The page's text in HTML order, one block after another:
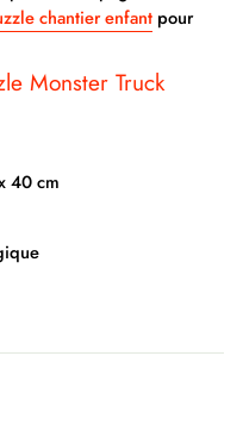
chantier enfant pour
Monster Truck
40 cm